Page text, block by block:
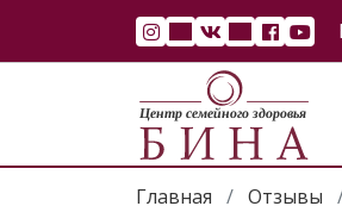
Главная Отзывы